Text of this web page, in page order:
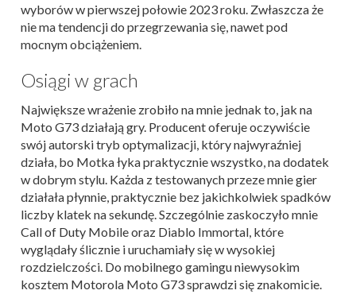
wyborów w pierwszej połowie 2023 roku. Zwłaszcza że
nie ma tendencji do przegrzewania się, nawet pod
mocnym obciążeniem.
Osiągi w grach
Największe wrażenie zrobiło na mnie jednak to, jak na
Moto G73 działają gry. Producent oferuje oczywiście
swój autorski tryb optymalizacji, który najwyraźniej
działa, bo Motka łyka praktycznie wszystko, na dodatek
w dobrym stylu. Każda z testowanych przeze mnie gier
działała płynnie, praktycznie bez jakichkolwiek spadków
liczby klatek na sekundę. Szczególnie zaskoczyło mnie
Call of Duty Mobile oraz Diablo Immortal, które
wyglądały ślicznie i uruchamiały się w wysokiej
rozdzielczości. Do mobilnego gamingu niewysokim
kosztem Motorola Moto G73 sprawdzi się znakomicie.